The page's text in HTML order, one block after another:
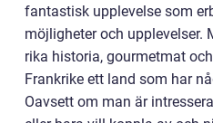
fantastisk upplevelse som
möjligheter och upplevelser.
rika historia, gourmetmat
Frankrike ett land som har
Oavsett om man är